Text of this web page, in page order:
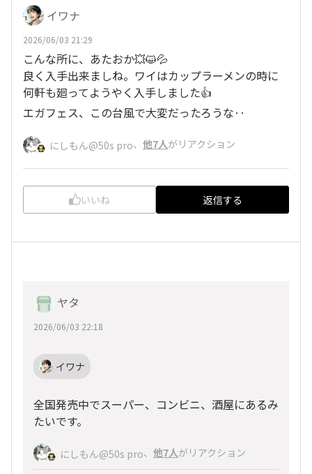
イワナ
2026/06/03 21:29
こんな所に、あたおか💥😺💦
良く入手出来ましね。ワイはカップラーメンの時に
何軒も廻ってようやく入手しました👍️
エガフェス、この台風で大変だったろうな‥
にしもん@50s pro、 他7人がリアクション
いいね 返信する
ヤタ
2026/06/03 22:18
イワナ
全国発売中でスーパー、コンビニ、酒屋にあるみ
たいです。
にしもん@50s pro、 他7人がリアクション